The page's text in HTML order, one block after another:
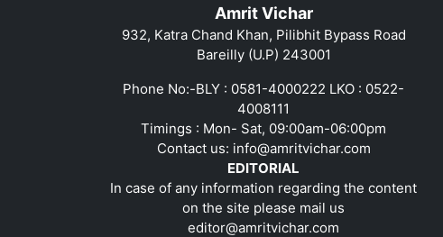
Amrit Vichar
932, Katra Chand Khan, Pilibhit Bypass Road
Bareilly (U.P) 243001
Phone No:-BLY : 0581-4000222 LKO : 0522-
4008111
Timings : Mon- Sat, 09:00am-06:00pm
Contact us: info@amritvichar.com
EDITORIAL
In case of any information regarding the content
on the site please mail us
editor@amritvichar.com